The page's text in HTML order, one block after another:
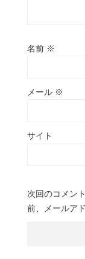
名前 ※
メール ※
サイト
次回のコメン
前、メールア